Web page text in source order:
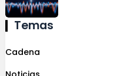
Temas
Cadena